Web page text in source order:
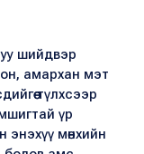
шийдвэр
амархан мэт
түлхсээр
үр
мөнхийн